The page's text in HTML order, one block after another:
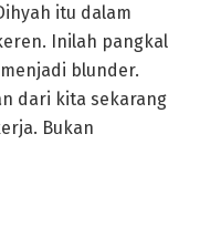
itu dalam
Inilah pangkal
blunder.
dari kita sekarang
Bukan